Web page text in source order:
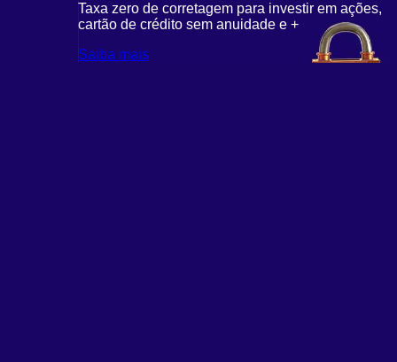
Taxa zero de corretagem para investir em ações,
cartão de crédito sem anuidade e +
Saiba mais